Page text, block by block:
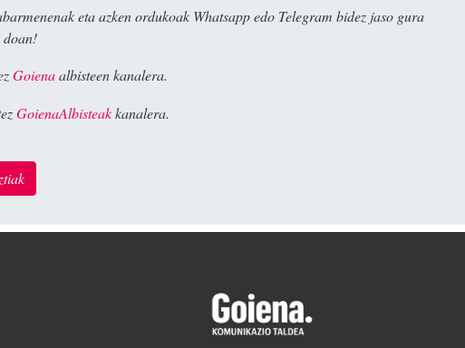
eta azken ordukoak Whatsapp edo Telegram bidez jaso gura
doan!
Goienaalbisteen kanalera.
GoienaAlbisteakkanalera.